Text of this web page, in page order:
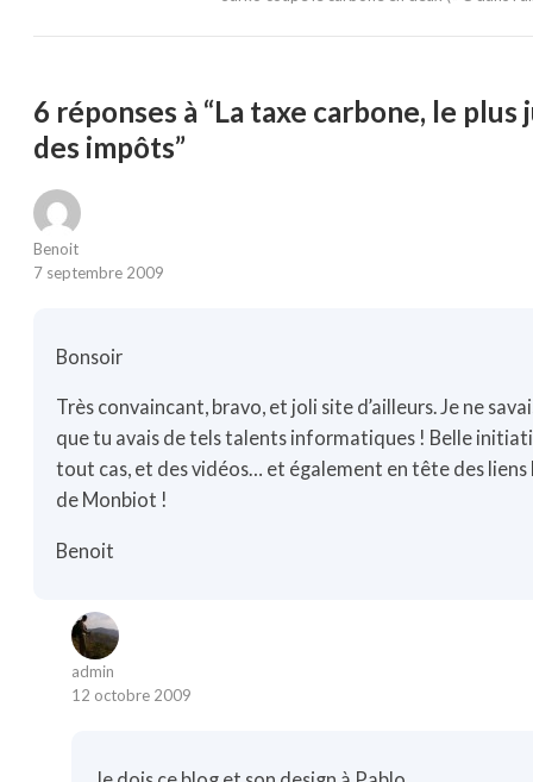
6 réponses à “La taxe carbone, le plus
des impôts”
Benoit
7 septembre 2009
Bonsoir
Très convaincant, bravo, et joli site d’ailleurs. Je ne
que tu avais de tels talents informatiques ! Belle
tout cas, et des vidéos… et également en tête des liens
de Monbiot !
Benoit
admin
12 octobre 2009